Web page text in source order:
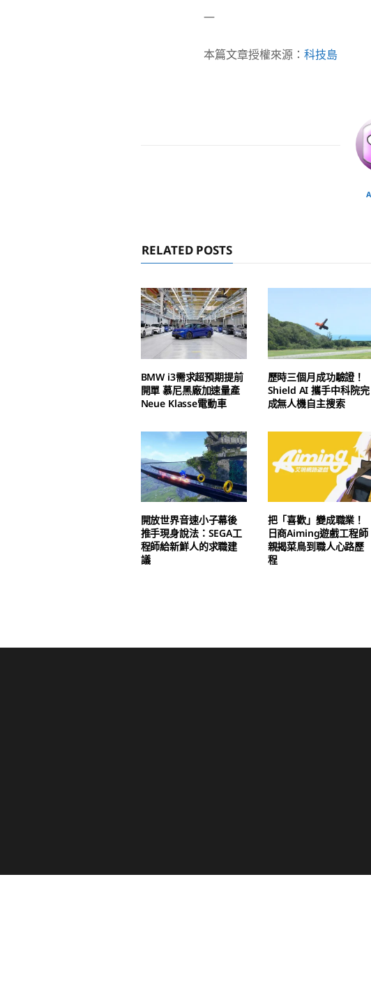
—
本篇文章授權來源： 科技島
RELATED POSTS
BMW i3需求超預期提前
開單 慕尼黑廠加速量產
Neue Klasse電動車
歷時三個月成功驗證！
Shield AI 攜手中科院完
成無人機自主搜索
開放世界音速小子幕後
推手現身說法：SEGA工
程師給新鮮人的求職建
議
把「喜歡」變成職業！
日商Aiming遊戲工程師
親揭菜鳥到職人心路歷
程